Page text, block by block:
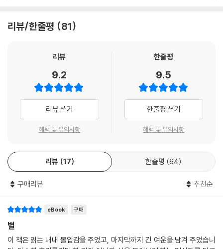
신의 뇌가 황금으로 되어 있다는 사실을 깨닫고 뇌를 쪼개 쓰다가 결국 사
표 단편 21편이 담겼다. 평이한 듯하지만 명료하고 우아한 문장을 통해 색
리뷰/한줄평 81
리뷰
9.2
리뷰 쓰기
혜택 및 유의사항
한줄평
9.5
한줄평 쓰기
혜택 및 유의사항
리뷰 17 한줄평 64
구매리뷰 추천순
eBook 구매
별
이 책은 읽는 내내 몰입감을 주었고, 마지막까지 긴 여운을 남겨 주었습니